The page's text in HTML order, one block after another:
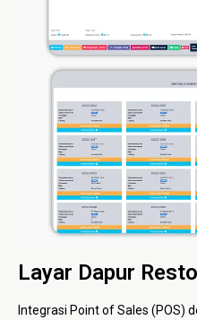
Layar Dapur
Integrasi Point of Sales (POS)